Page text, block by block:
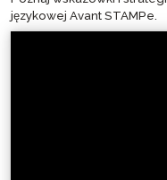
językowej Avant STAMPe.